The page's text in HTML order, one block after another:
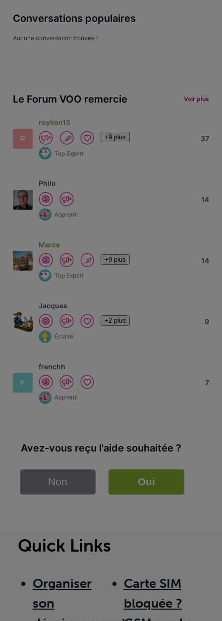
Conversations populaires
Aucune conversation trouvée !
Le Forum VOO remercie Voir plus
R
roylion15
+9 plus
Top Expert
37
Philo
Apprenti
14
Marcs
+9 plus
Top Expert
14
Jacques
+2 plus
Éclairé
9
F
frenchh
Apprenti
7
Avez-vous reçu l'aide souhaitée ?
Non Oui
Quick Links
Organiser
son
Carte SIM
bloquée ?